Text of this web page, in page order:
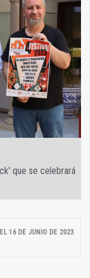
que se celebrará
16 DE JUNIO DE 2023